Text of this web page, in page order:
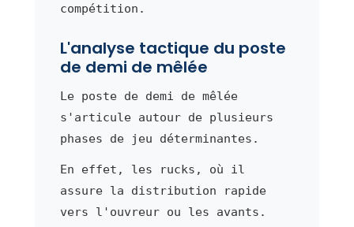
compétition.
L'analyse tactique du poste
de demi de mêlée
Le poste de demi de mêlée
s'articule autour de plusieurs
phases de jeu déterminantes.
En effet, les rucks, où il
assure la distribution rapide
vers l'ouvreur ou les avants.